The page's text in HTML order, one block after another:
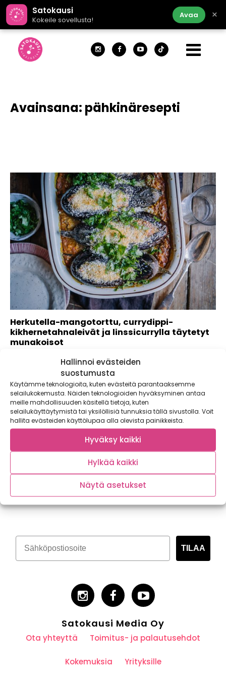
Hallinnoi evästeiden
suostumusta
Käytämme teknologioita, kuten evästeitä parantaaksemme
selailukokemusta. Näiden teknologioiden hyväksyminen antaa
meille mahdollisuuden käsitellä tietoja, kuten
selailukäyttäytymistä tai yksilöllisiä tunnuksia tällä sivustolla. Voit
hallita evästeiden käyttölupaa alla olevista painikkeista.
Hyväksy kaikki
Hylkää kaikki
Näytä asetukset
Satokausi
Kokeile sovellusta!
Avaa ×
Avainsana: pähkinäresepti
Herkutella-mangotorttu, currydippi-
kikhernetahnaleivät ja linssicurrylla täytetyt
munakoisot
Kaupallinen yhteistyö: Foodin Maukas arki syntyy pienistä
teoista ja yksinkertaisista valinnoista. Arkisemmatkin ateriat
Tilaa kasvispitoinen uutiskirje
TILAA
Satokausi Media Oy
Ota yhteyttä Toimitus- ja palautusehdot
Kokemuksia Yrityksille